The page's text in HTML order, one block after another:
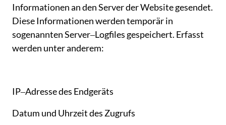
Informationen an den Server der Website
Diese Informationen werden temporär
sogenannten Server‒Logfiles gespeichert.
werden unter anderem:
IP‒Adresse des Endgeräts
Datum und Uhrzeit des Zugrufs